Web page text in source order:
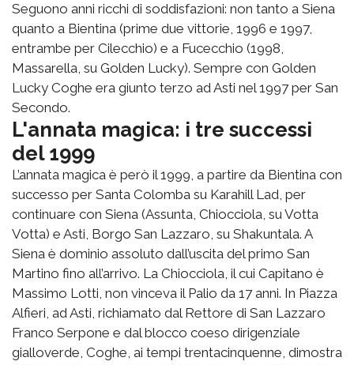
Seguono anni ricchi di soddisfazioni: non tanto a Siena
quanto a Bientina (prime due vittorie, 1996 e 1997,
entrambe per Cilecchio) e a Fucecchio (1998,
Massarella, su Golden Lucky). Sempre con Golden
Lucky Coghe era giunto terzo ad Asti nel 1997 per San
Secondo.
L'annata magica: i tre successi
del 1999
L’annata magica è però il 1999, a partire da Bientina con
successo per Santa Colomba su Karahill Lad, per
continuare con Siena (Assunta, Chiocciola, su Votta
Votta) e Asti, Borgo San Lazzaro, su Shakuntala. A
Siena è dominio assoluto dall’uscita del primo San
Martino fino all’arrivo. La Chiocciola, il cui Capitano è
Massimo Lotti, non vinceva il Palio da 17 anni. In Piazza
Alfieri, ad Asti, richiamato dal Rettore di San Lazzaro
Franco Serpone e dal blocco coeso dirigenziale
gialloverde, Coghe, ai tempi trentacinquenne, dimostra